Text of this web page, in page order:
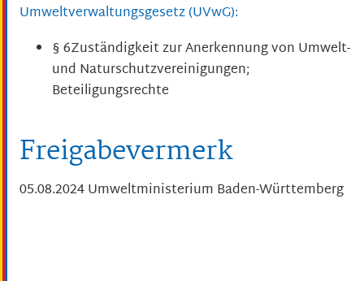
Umweltverwaltungsgesetz (UVwG):
§ 6Zuständigkeit zur Anerkennung von Umwelt-
und Naturschutzvereinigungen;
Beteiligungsrechte
Freigabevermerk
05.08.2024 Umweltministerium Baden-Württemberg